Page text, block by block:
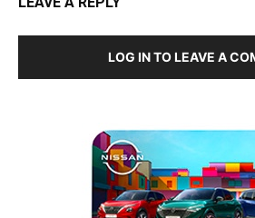
LOG IN TO LEAVE A